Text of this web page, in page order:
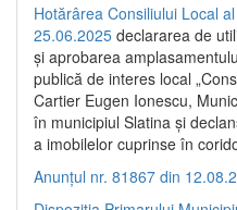
Hotărârea Consiliului Local
25.06.2025 declararea de
și aprobarea
publică de interes local
Cartier Eugen Ionescu,
în municipiul Slatina și
a imobilelor cuprinse în
Anunțul nr. 81867 din